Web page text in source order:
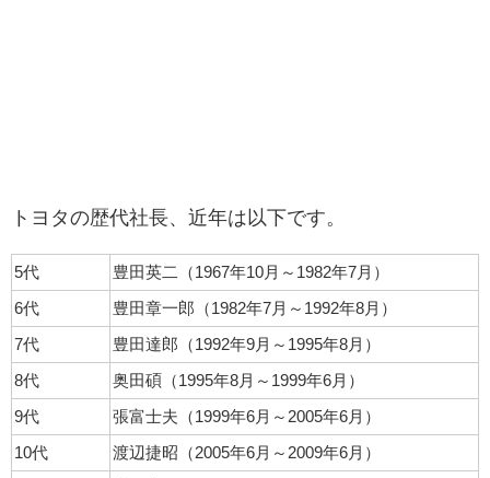
トヨタの歴代社長、近年は以下です。
5代
豊田英二（1967年10月～1982年7月）
6代
豊田章一郎（1982年7月～1992年8月）
7代
豊田達郎（1992年9月～1995年8月）
8代
奥田碩（1995年8月～1999年6月）
9代
張富士夫（1999年6月～2005年6月）
10代
渡辺捷昭（2005年6月～2009年6月）